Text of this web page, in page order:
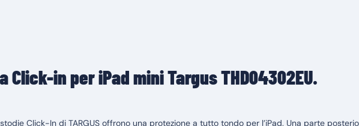
in per iPad mini Targus THD04302EU.
Click-In di TARGUS offrono una protezione a tutto tondo per l’iPad. Una parte